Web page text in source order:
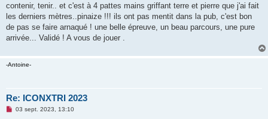
contenir, tenir.. et c'est à 4 pattes mains griffant terre et pierre que j'ai fait
les derniers mètres..pinaize !!! ils ont pas mentit dans la pub, c'est bon
de pas se faire arnaqué ! une belle épreuve, un beau parcours, une pure
arrivée... Validé ! A vous de jouer .
-Antoine-
Re: ICONXTRI 2023
M03 sept. 2023, 13:10